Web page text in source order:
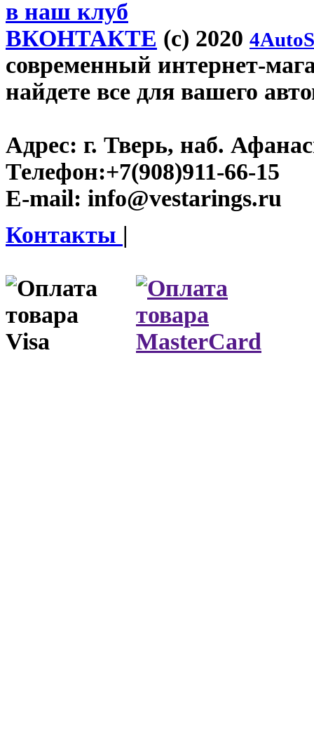
в наш клуб
ВКОНТАКТЕ (c) 2020
современный интернет-
найдете все для вашего
Адрес: г. Тверь, наб.
Телефон:+7(908)911-66-15
E-mail: info@vestarings.ru
Контакты |